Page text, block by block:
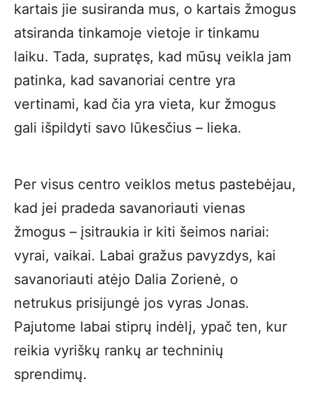
kartais jie susiranda mus, o kartais žmogus
atsiranda tinkamoje vietoje ir tinkamu
laiku. Tada, supratęs, kad mūsų veikla jam
patinka, kad savanoriai centre yra
vertinami, kad čia yra vieta, kur žmogus
gali išpildyti savo lūkesčius – lieka.
Per visus centro veiklos metus pastebėjau,
kad jei pradeda savanoriauti vienas
žmogus – įsitraukia ir kiti šeimos nariai:
vyrai, vaikai. Labai gražus pavyzdys, kai
savanoriauti atėjo Dalia Zorienė, o
netrukus prisijungė jos vyras Jonas.
Pajutome labai stiprų indėlį, ypač ten, kur
reikia vyriškų rankų ar techninių
sprendimų.